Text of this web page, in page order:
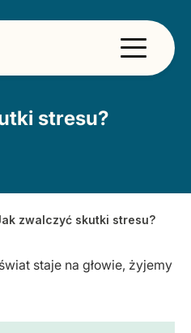
stresu?
zwalczyć skutki stresu?
staje na głowie, żyjemy